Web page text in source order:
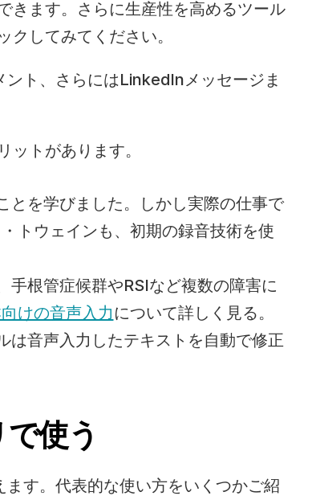
きます。さらに生産性を高めるツール
クしてみてください。
ト、さらにはLinkedInメッセージま
トがあります。
とを学びました。しかし実際の仕事で
トウェインも、初期の録音技術を使
手根管症候群やRSIなど複数の障害に
けの音声入力 について詳しく見る。
は音声入力したテキストを自動で修正
使う
す。代表的な使い方をいくつかご紹